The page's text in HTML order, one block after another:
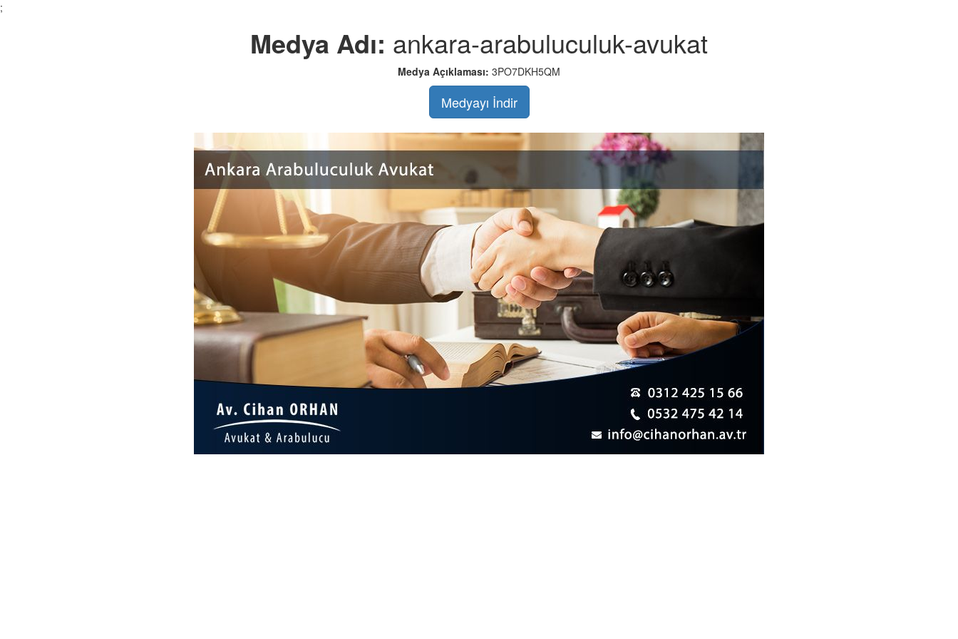
;
Medya Adı: ankara-arabuluculuk-avukat
Medya Açıklaması: 3PO7DKH5QM
Medyayı İndir